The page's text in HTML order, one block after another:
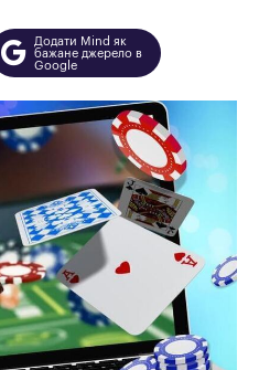
Додати Mind як
бажане джерело в
Google